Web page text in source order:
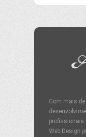
Com mais
profissionais
Web Design